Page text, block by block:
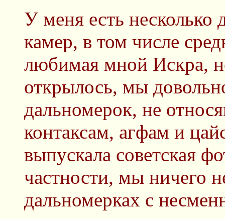
У меня есть несколько
камер, в том числе
любимая мной Искра,
открылось, мы
дальномерок, не
контаксам, агфам и
выпускала советская
частности, мы ничего
дальномерках с